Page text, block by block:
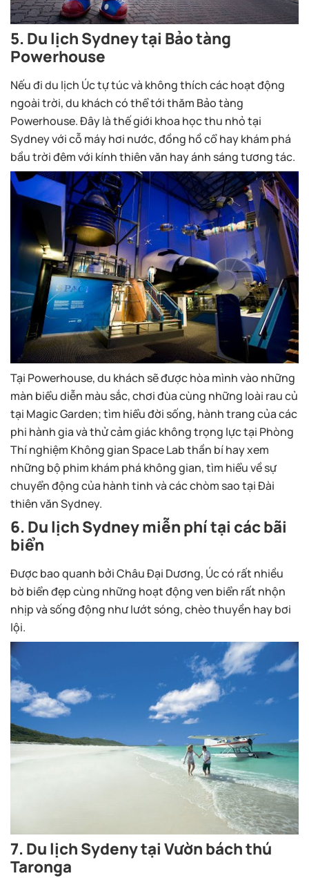
5. Du lịch Sydney tại Bảo tàng
Powerhouse
Nếu đi du lịch Úc tự túc và không thích các hoạt động
ngoài trời, du khách có thể tới thăm Bảo tàng
Powerhouse. Đây là thế giới khoa học thu nhỏ tại
Sydney với cỗ máy hơi nước, đồng hồ cổ hay khám phá
bầu trời đêm với kính thiên văn hay ánh sáng tương tác.
Tại Powerhouse, du khách sẽ được hòa mình vào những
màn biểu diễn màu sắc, chơi đùa cùng những loài rau củ
tại Magic Garden; tìm hiểu đời sống, hành trang của các
phi hành gia và thử cảm giác không trọng lực tại Phòng
Thí nghiệm Không gian Space Lab thần bí hay xem
những bộ phim khám phá không gian, tìm hiểu về sự
chuyển động của hành tinh và các chòm sao tại Đài
thiên văn Sydney.
6. Du lịch Sydney miễn phí tại các bãi
biển
Được bao quanh bởi Châu Đại Dương, Úc có rất nhiều
bờ biển đẹp cùng những hoạt động ven biển rất nhộn
nhịp và sống động như lướt sóng, chèo thuyền hay bơi
lội.
7. Du lịch Sydeny tại Vườn bách thú
Taronga